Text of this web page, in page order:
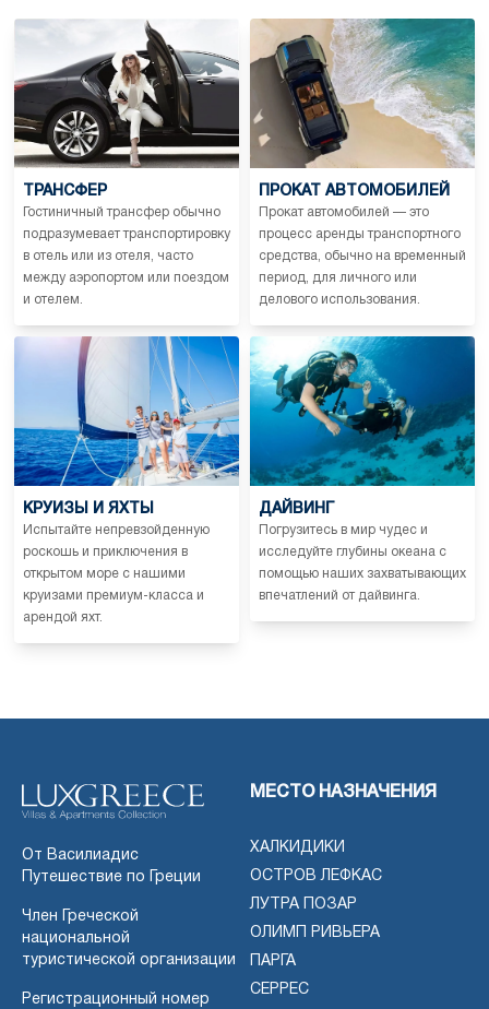
ТРАНСФЕР
Гостиничный трансфер обычно
подразумевает транспортировку
в отель или из отеля, часто
между аэропортом или поездом
и отелем.
ПРОКАТ АВТОМОБИЛЕЙ
Прокат автомобилей — это
процесс аренды транспортного
средства, обычно на временный
период, для личного или
делового использования.
КРУИЗЫ И ЯХТЫ
Испытайте непревзойденную
роскошь и приключения в
открытом море с нашими
круизами премиум-класса и
арендой яхт.
ДАЙВИНГ
Погрузитесь в мир чудес и
исследуйте глубины океана с
помощью наших захватывающих
впечатлений от дайвинга.
От Василиадис
Путешествие по Греции
Член Греческой
национальной
туристической организации
Регистрационный номер
МЕСТО НАЗНАЧЕНИЯ
ХАЛКИДИКИ
ОСТРОВ ЛЕФКАС
ЛУТРА ПОЗАР
ОЛИМП РИВЬЕРА
ПАРГА
СЕРРЕС